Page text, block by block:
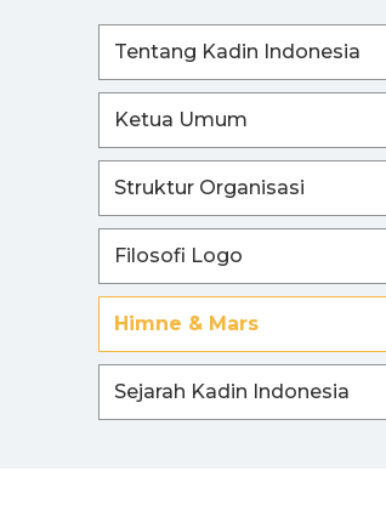
Tentang Kadin Indonesia
Ketua Umum
Struktur Organisasi
Filosofi Logo
Himne & Mars
Sejarah Kadin Indonesia